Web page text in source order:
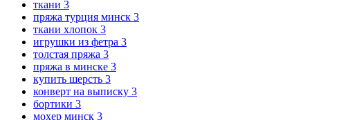
ткани 3
пряжа турция минск 3
ткани хлопок 3
игрушки из фетра 3
толстая пряжа 3
пряжа в минске 3
купить шерсть 3
конверт на выписку 3
бортики 3
мохер минск 3